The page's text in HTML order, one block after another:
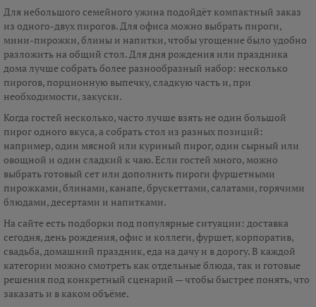
Для небольшого семейного ужина подойдёт компактный заказ
из одного-двух пирогов. Для офиса можно выбрать пироги,
мини-пирожки, блины и напитки, чтобы угощение было удобно
разложить на общий стол. Для дня рождения или праздника
дома лучше собрать более разнообразный набор: несколько
пирогов, порционную выпечку, сладкую часть и, при
необходимости, закуски.
Когда гостей несколько, часто лучше взять не один большой
пирог одного вкуса, а собрать стол из разных позиций:
например, один мясной или куриный пирог, один сырный или
овощной и один сладкий к чаю. Если гостей много, можно
выбрать готовый сет или дополнить пироги фуршетными
пирожками, блинами, канапе, брускеттами, салатами, горячими
блюдами, десертами и напитками.
На сайте есть подборки под популярные ситуации: доставка
сегодня, день рождения, офис и коллеги, фуршет, корпоратив,
свадьба, домашний праздник, еда на дачу и в дорогу. В каждой
категории можно смотреть как отдельные блюда, так и готовые
решения под конкретный сценарий — чтобы быстрее понять, что
заказать и в каком объёме.